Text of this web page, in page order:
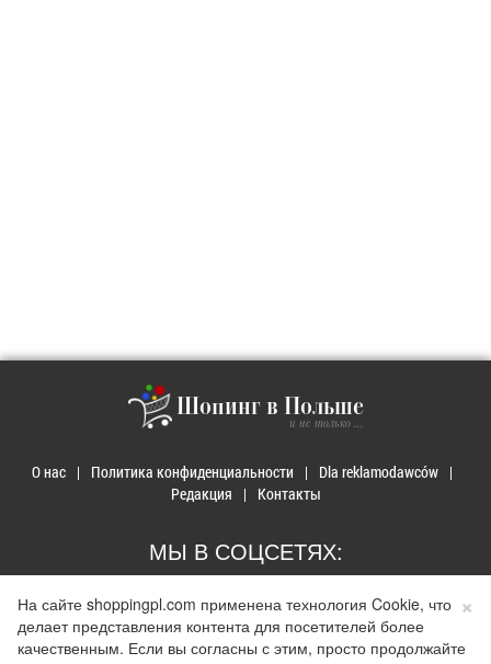
Шопинг в Польше
и не только ...
О нас Политика конфиденциальности
Dla reklamodawców
Редакция
Контакты
МЫ В СОЦСЕТЯХ:
×
На сайте shoppingpl.com применена технология Cookie, что
делает представления контента для посетителей более
качественным. Если вы согласны с этим, просто продолжайте